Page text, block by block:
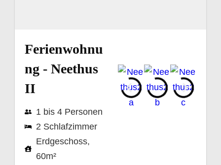
Ferienwohnu
ng - Neethus
II
1 bis 4 Personen
2 Schlafzimmer
Erdgeschoss,
60m²